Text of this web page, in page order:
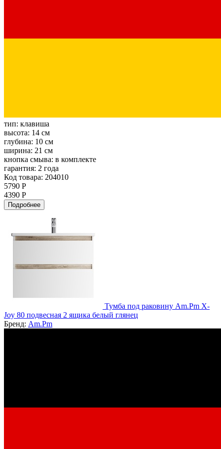
тип: клавиша
высота: 14 см
глубина: 10 см
ширина: 21 см
кнопка смыва: в комплекте
гарантия: 2 года
Код товара: 204010
5790 Р
4390 Р
Подробнее
Тумба под раковину Am.Pm X-
Joy 80 подвесная 2 ящика белый глянец
Бренд: Am.Pm